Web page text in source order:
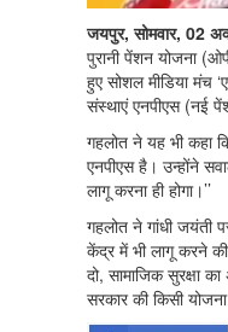
जयपुर, सोमवार, 02
पुरानी पेंशन योजना
हुए सोशल मीडिया मंच
संस्थाएं एनपीएस (नई
गहलोत ने यह भी कहा
एनपीएस है। उन्होंने
लागू करना ही होगा।’’
गहलोत ने गांधी जयंती
केंद्र में भी लागू करने की
दो, सामाजिक सुरक्षा
सरकार की किसी